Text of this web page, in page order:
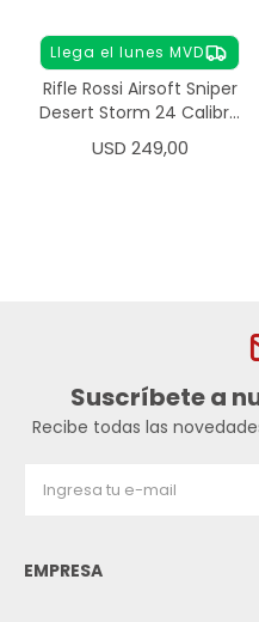
Llega el lunes MVD
Rifle Rossi Airsoft Sniper
Desert Storm 24 Calibre
6mm
USD 249,00
Suscríbete a
Recibe todas las
EMPRESA